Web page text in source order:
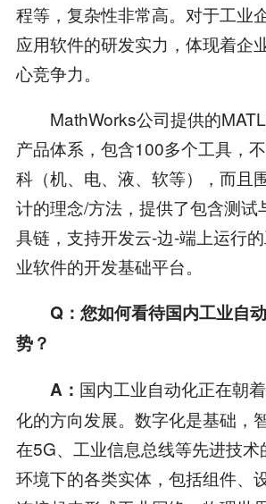
程等，复杂性非常高。对于工业
应用软件的研发实力，体现着企
心竞争力。
MathWorks公司提供的
产品体系，包含100多个工具，
科（机、电、液、软等），而且
计的理念/方法，提供了包含测试
具链，支持开发云-边-端上运行
业软件的开发基础平台。
Q：您如何看待国内工业自
势？
A： 国内工业自动化正在朝
化的方向发展。数字化是基础，
在5G、工业信息总线等先进技术
环境下的各类实体，包括组件、